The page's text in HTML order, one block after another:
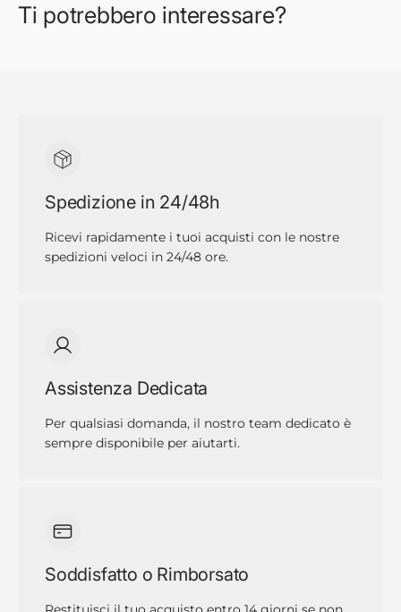
Ti potrebbero interessare?
Spedizione in 24/48h
Ricevi rapidamente i tuoi acquisti con le nostre
spedizioni veloci in 24/48 ore.
Assistenza Dedicata
Per qualsiasi domanda, il nostro team dedicato è
sempre disponibile per aiutarti.
Soddisfatto o Rimborsato